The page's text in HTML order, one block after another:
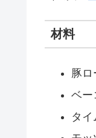
材料
豚
ベ
タ